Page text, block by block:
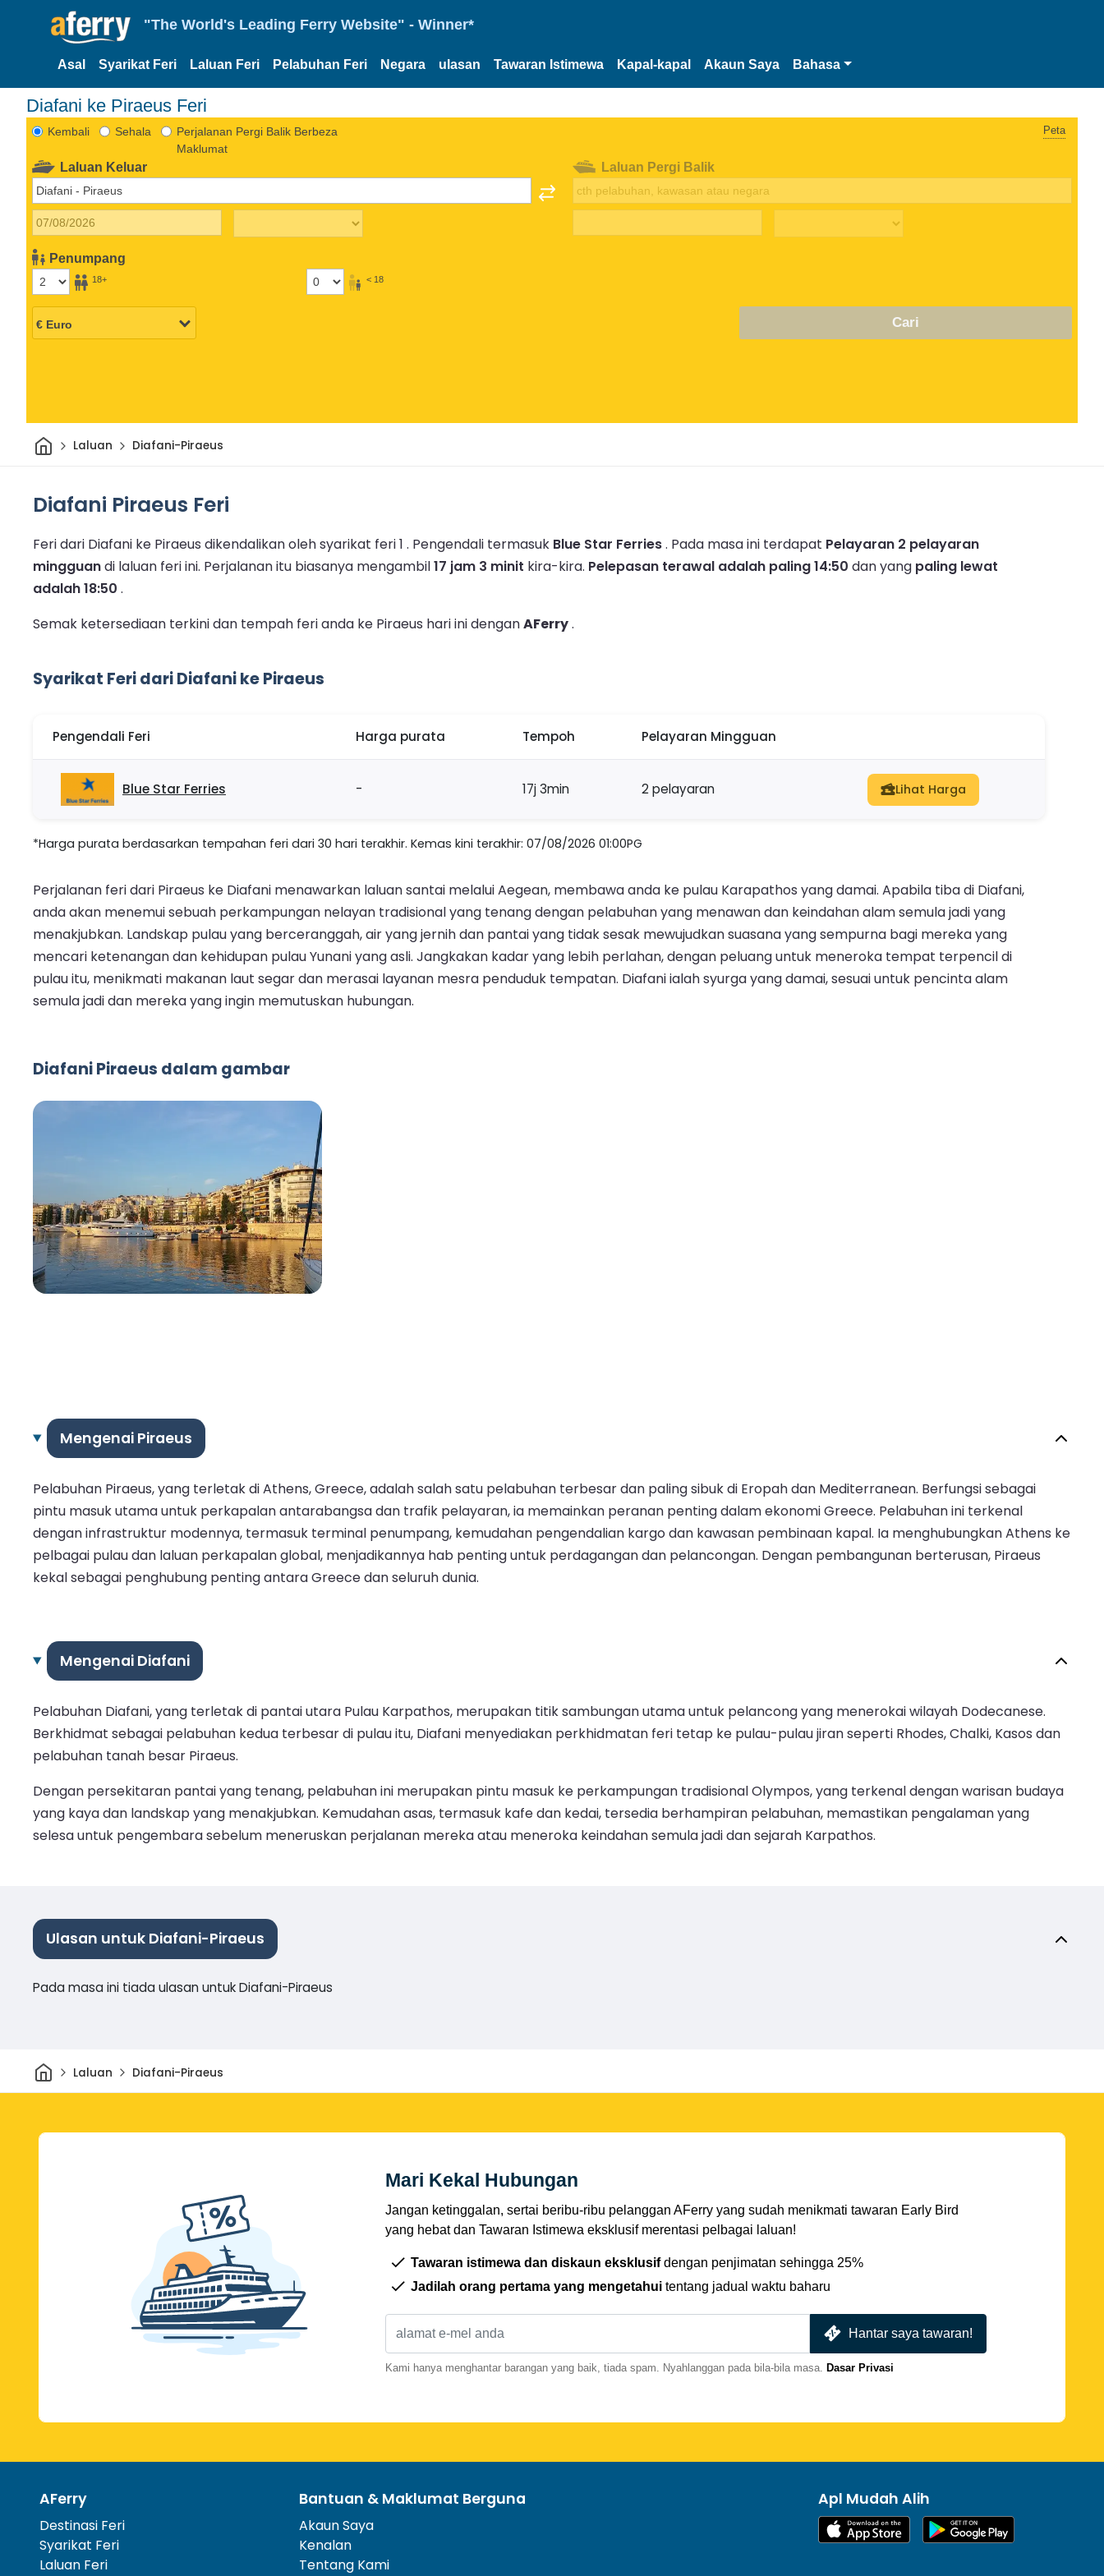
"The World's Leading Ferry Website" - Winner*
Asal Syarikat Feri Laluan Feri Pelabuhan Feri Negara ulasan Tawaran Istimewa Kapal-kapal Akaun Saya Bahasa
Diafani ke Piraeus Feri
Kembali Sehala
Perjalanan Pergi Balik Berbeza
Maklumat
Peta
Laluan Keluar
Penumpang
18+ < 18
Laluan Pergi Balik
Cari
Rumah
Laluan Diafani-Piraeus
Diafani Piraeus Feri
Feri dari Diafani ke Piraeus dikendalikan oleh syarikat feri 1 . Pengendali termasuk Blue Star Ferries. Pada masa ini terdapat Pelayaran 2 pelayaran
mingguandi laluan feri ini. Perjalanan itu biasanya mengambil17 jam 3 minit kira-kira. Pelepasan terawal adalah paling 14:50 dan yang paling lewat
adalah 18:50 .
Semak ketersediaan terkini dan tempah feri anda ke Piraeus hari ini denganAFerry.
Syarikat Feri dari Diafani ke Piraeus
Pengendali Feri Harga purata Tempoh Pelayaran Mingguan
Blue Star Ferries - 17j 3min 2 pelayaran Lihat Harga
*Harga purata berdasarkan tempahan feri dari 30 hari terakhir. Kemas kini terakhir: 07/08/2026 01:00PG
Perjalanan feri dari Piraeus ke Diafani menawarkan laluan santai melalui Aegean, membawa anda ke pulau Karapathos yang damai. Apabila tiba di Diafani,
anda akan menemui sebuah perkampungan nelayan tradisional yang tenang dengan pelabuhan yang menawan dan keindahan alam semula jadi yang
menakjubkan. Landskap pulau yang berceranggah, air yang jernih dan pantai yang tidak sesak mewujudkan suasana yang sempurna bagi mereka yang
mencari ketenangan dan kehidupan pulau Yunani yang asli. Jangkakan kadar yang lebih perlahan, dengan peluang untuk meneroka tempat terpencil di
pulau itu, menikmati makanan laut segar dan merasai layanan mesra penduduk tempatan. Diafani ialah syurga yang damai, sesuai untuk pencinta alam
semula jadi dan mereka yang ingin memutuskan hubungan.
Diafani Piraeus dalam gambar
Mengenai Piraeus
Pelabuhan Piraeus, yang terletak di Athens, Greece, adalah salah satu pelabuhan terbesar dan paling sibuk di Eropah dan Mediterranean. Berfungsi sebagai
pintu masuk utama untuk perkapalan antarabangsa dan trafik pelayaran, ia memainkan peranan penting dalam ekonomi Greece. Pelabuhan ini terkenal
dengan infrastruktur modennya, termasuk terminal penumpang, kemudahan pengendalian kargo dan kawasan pembinaan kapal. Ia menghubungkan Athens ke
pelbagai pulau dan laluan perkapalan global, menjadikannya hab penting untuk perdagangan dan pelancongan. Dengan pembangunan berterusan, Piraeus
kekal sebagai penghubung penting antara Greece dan seluruh dunia.
Mengenai Diafani
Pelabuhan Diafani, yang terletak di pantai utara Pulau Karpathos, merupakan titik sambungan utama untuk pelancong yang menerokai wilayah Dodecanese.
Berkhidmat sebagai pelabuhan kedua terbesar di pulau itu, Diafani menyediakan perkhidmatan feri tetap ke pulau-pulau jiran seperti Rhodes, Chalki, Kasos dan
pelabuhan tanah besar Piraeus.
Dengan persekitaran pantai yang tenang, pelabuhan ini merupakan pintu masuk ke perkampungan tradisional Olympos, yang terkenal dengan warisan budaya
yang kaya dan landskap yang menakjubkan. Kemudahan asas, termasuk kafe dan kedai, tersedia berhampiran pelabuhan, memastikan pengalaman yang
selesa untuk pengembara sebelum meneruskan perjalanan mereka atau meneroka keindahan semula jadi dan sejarah Karpathos.
Ulasan untuk Diafani-Piraeus
Pada masa ini tiada ulasan untuk Diafani-Piraeus
Rumah
Laluan Diafani-Piraeus
Mari Kekal Hubungan
Jangan ketinggalan, sertai beribu-ribu pelanggan AFerry yang sudah menikmati tawaran Early Bird
yang hebat dan Tawaran Istimewa eksklusif merentasi pelbagai laluan!
Tawaran istimewa dan diskaun eksklusifdengan penjimatan sehingga 25%
Jadilah orang pertama yang mengetahui tentang jadual waktu baharu
Hantar saya tawaran!
Kami hanya menghantar barangan yang baik, tiada spam. Nyahlanggan pada bila-bila masa. Dasar Privasi
AFerry
Destinasi Feri
Syarikat Feri
Laluan Feri
Bantuan & Maklumat Berguna
Akaun Saya
Kenalan
Tentang Kami
Apl Mudah Alih